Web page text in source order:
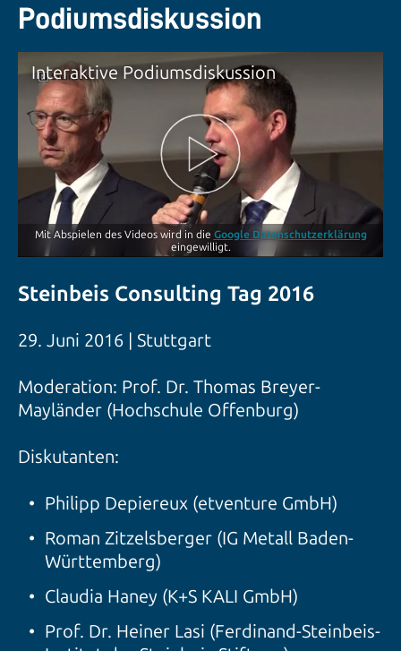
Podiumsdiskussion
Interaktive Podiumsdiskussion
Mit Abspielen des Videos wird in die Google Datenschutzerklärung
eingewilligt.
Steinbeis Consulting Tag 2016
29. Juni 2016 | Stuttgart
Moderation: Prof. Dr. Thomas Breyer-
Mayländer (Hochschule Offenburg)
Diskutanten:
Philipp Depiereux (etventure GmbH)
Roman Zitzelsberger (IG Metall Baden-
Württemberg)
Claudia Haney (K+S KALI GmbH)
Prof. Dr. Heiner Lasi (Ferdinand-Steinbeis-